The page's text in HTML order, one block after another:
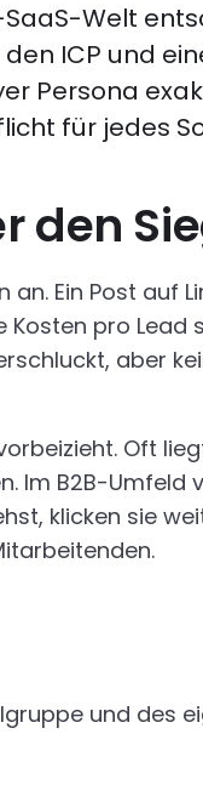
Welt
ICP und
Persona
für jedes
den
Ein Post auf
Kosten pro
aber
Oft
Im B2B-Umfeld
klicken sie
und des